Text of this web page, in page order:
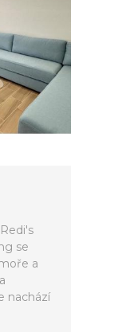
se
a
nachází